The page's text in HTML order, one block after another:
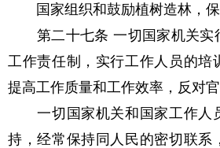
国家组织和鼓励植树造林，保
第二十七条 一切国家机关实
工作责任制，实行工作人员的培
提高工作质量和工作效率，反对
一切国家机关和国家工作人
持，经常保持同人民的密切联系